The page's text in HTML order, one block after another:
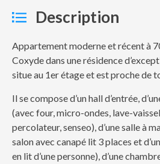
Description
Appartement moderne et récent à
Coxyde dans une résidence
situe au 1er étage et est proche de
Il se compose d’un hall d’entrée,
(avec four, micro-ondes, lave-
percolateur, senseo), d’une salle à
salon avec canapé lit 3 places et
en lit d’une personne), d’une